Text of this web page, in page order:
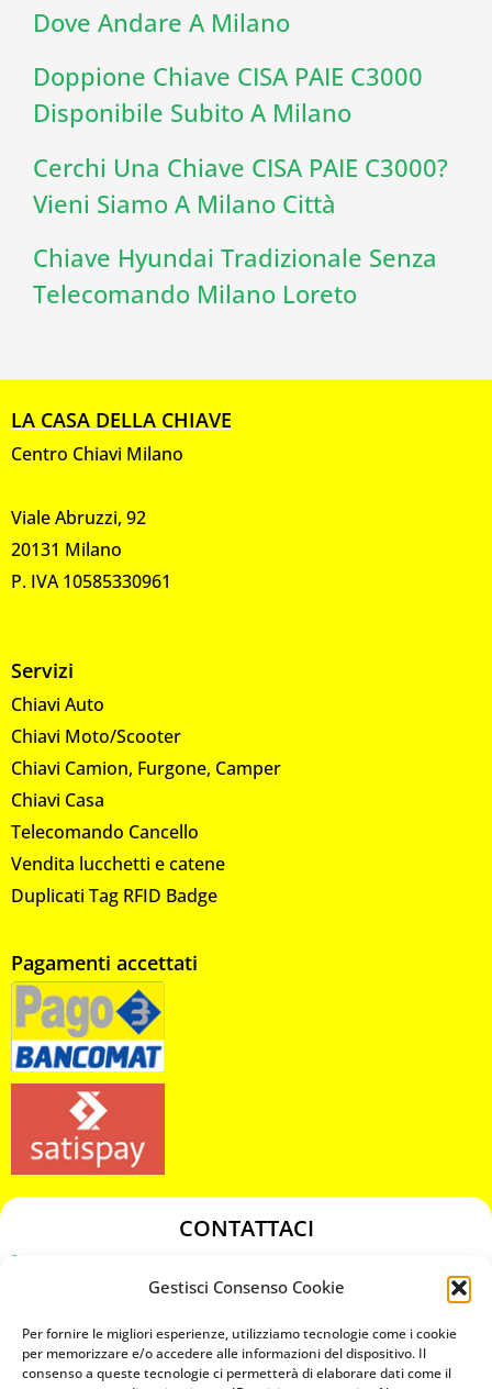
Gestisci Consenso Cookie
Per fornire le migliori esperienze, utilizziamo tecnologie come i cookie
per memorizzare e/o accedere alle informazioni del dispositivo. Il
consenso a queste tecnologie ci permetterà di elaborare dati come il
Dove Andare A Milano
Doppione Chiave CISA PAIE C3000
Disponibile Subito A Milano
Cerchi Una Chiave CISA PAIE C3000?
Vieni Siamo A Milano Città
Chiave Hyundai Tradizionale Senza
Telecomando Milano Loreto
LA CASA DELLA CHIAVE
Centro Chiavi Milano
Viale Abruzzi, 92
20131 Milano
P. IVA 10585330961
Servizi
Chiavi Auto
Chiavi Moto/Scooter
Chiavi Camion, Furgone, Camper
Chiavi Casa
Telecomando Cancello
Vendita lucchetti e catene
Duplicati Tag RFID Badge
Pagamenti accettati
CONTATTACI
chiavicodificate@gmail.com